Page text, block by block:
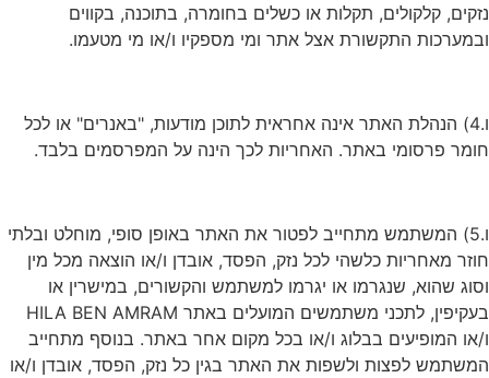
נזקים, קלקולים, תקלות או כשלים בחומרה, בתוכנה, בקווים
ובמערכות התקשורת אצל אתר ומי מספקיו ו/או מי מטעמו.
ו.4) הנהלת האתר אינה אחראית לתוכן מודעות, "באנרים" או לכל
חומר פרסומי באתר. האחריות לכך הינה על המפרסמים בלבד.
ו.5) המשתמש מתחייב לפטור את האתר באופן סופי, מוחלט ובלתי
חוזר מאחריות כלשהי לכל נזק, הפסד, אובדן ו/או הוצאה מכל מין
וסוג שהוא, שנגרמו או יגרמו למשתמש והקשורים, במישרין או
בעקיפין, לתכני משתמשים המועלים באתר HILA BEN AMRAM
ו/או המופיעים בבלוג ו/או בכל מקום אחר באתר. בנוסף מתחייב
המשתמש לפצות ולשפות את האתר בגין כל נזק, הפסד, אובדן ו/או